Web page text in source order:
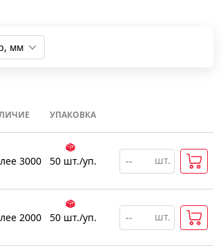
мм
УПАКОВКА
3000 50 шт./уп. шт.
2000 50 шт./уп. шт.